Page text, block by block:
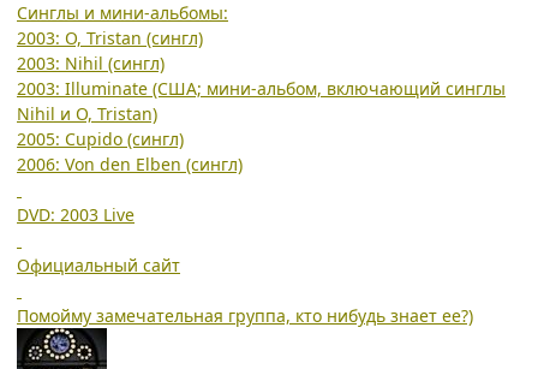
Синглы и мини-альбомы:
2003: O, Tristan (сингл)
2003: Nihil (сингл)
2003: Illuminate (США; мини-альбом, включающий синглы
Nihil и O, Tristan)
2005: Cupido (сингл)
2006: Von den Elben (сингл)
DVD: 2003 Live
Официальный сайт
Помойму замечательная группа, кто нибудь знает ее?)